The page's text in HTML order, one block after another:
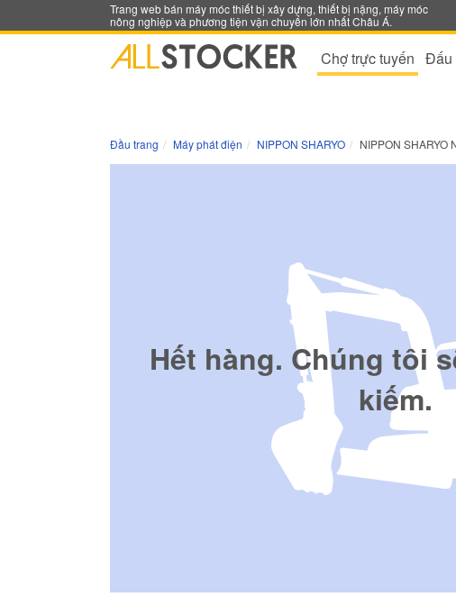
Trang web bán máy móc thiết bị xây dựng, thiết bị nặng, máy móc
nông nghiệp và phương tiện vận chuyển lớn nhất Châu Á.
Chợ trực tuyến Đấu
Đầu trang Máy phát điện NIPPON SHARYO NIPPON SHARYO
Hết hàng. Chúng tôi
kiếm.